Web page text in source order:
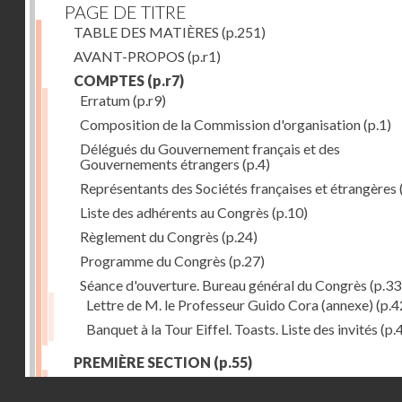
PAGE DE TITRE
TABLE DES MATIÈRES (p.251)
AVANT-PROPOS (p.r1)
COMPTES (p.r7)
Erratum(p.r9)
Composition de la Commission d'organisation(p.1)
Délégués du Gouvernement français et des
Gouvernements étrangers (p.4)
Représentants des Sociétés françaises et étrangères
Liste des adhérents au Congrès (p.10)
Règlement du Congrès (p.24)
Programme du Congrès (p.27)
Séance d'ouverture. Bureau général du Congrès
Lettre de M. le Professeur Guido Cora (annexe)
Banquet à la Tour Eiffel. Toasts. Liste des invités
PREMIÈRE SECTION (p.55)
Séance du 13 août(p.57)